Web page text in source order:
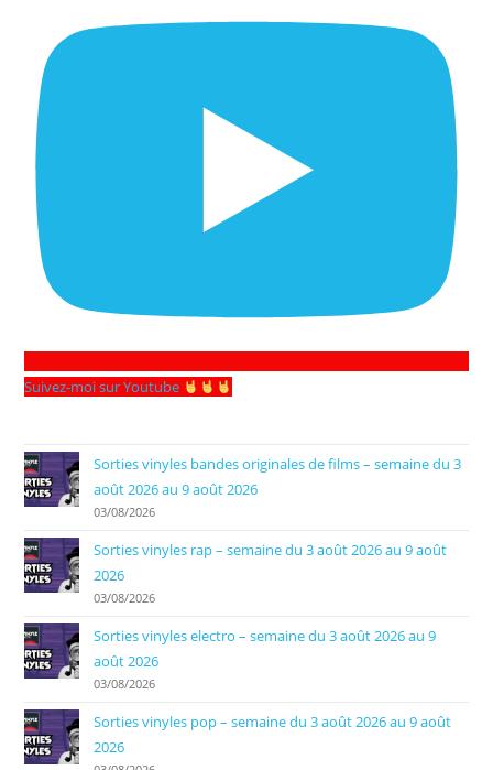
Suivez-moi sur Youtube
Sorties vinyles bandes originales de films – semaine du 3
août 2026 au 9 août 2026
03/08/2026
Sorties vinyles rap – semaine du 3 août 2026 au 9 août
2026
03/08/2026
Sorties vinyles electro – semaine du 3 août 2026 au 9
août 2026
03/08/2026
Sorties vinyles pop – semaine du 3 août 2026 au 9 août
2026